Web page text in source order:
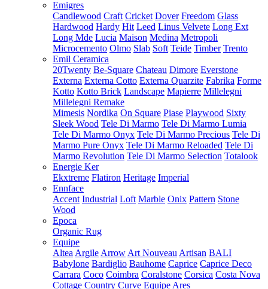
Emigres
Candlewood Craft Cricket Dover Freedom Glass
Hardwood Hardy Hit Leed Linus Velvete Long Ext
Long Mde Lucia Maison Medina Metropoli
Microcemento Olmo Slab Soft Teide Timber Trento
Emil Ceramica
20Twenty Be-Square Chateau Dimore Everstone
Externa Externa Cotto Externa Quarzite Fabrika Forme
Kotto Kotto Brick Landscape Mapierre Millelegni
Millelegni Remake
Mimesis Nordika On Square Piase Playwood Sixty
Sleek Wood Tele Di Marmo Tele Di Marmo Lumia
Tele Di Marmo Onyx Tele Di Marmo Precious Tele Di
Marmo Pure Onyx Tele Di Marmo Reloaded Tele Di
Marmo Revolution Tele Di Marmo Selection Totalook
Energie Ker
Ekxtreme Flatiron Heritage Imperial
Ennface
Accent Industrial Loft Marble Onix Pattern Stone
Wood
Epoca
Organic Rug
Equipe
Altea Argile Arrow Art Nouveau Artisan BALI
Babylone Bardiglio Bauhome Caprice Caprice Deco
Carrara Coco Coimbra Coralstone Corsica Costa Nova
Cottage Country Curve Equipe Ares